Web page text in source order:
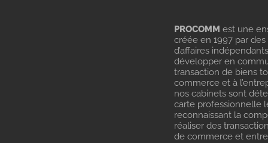
PROCOMM est une
créée en 1997 par
d’affaires
développer en
transaction de biens
commerce et à
nos cabinets sont
carte professionnelle
reconnaissant la
réaliser des
de commerce et